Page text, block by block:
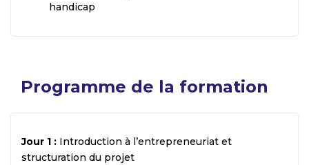
handicap
Programme de la formation
Jour 1 : Introduction à l’entrepreneuriat et
structuration du projet